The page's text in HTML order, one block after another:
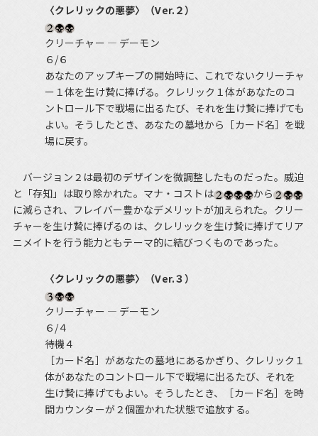
〈クレリックの悪夢〉（Ver.２）
クリーチャー ― デーモン
６/６
あなたのアップキープの開始時に、これでないクリーチャ
ー１体を生け贄に捧げる。クレリック１体があなたのコ
ントロール下で戦場に出るたび、それを生け贄に捧げても
よい。そうしたとき、あなたの墓地から［カード名］を戦
場に戻す。
バージョン２は最初のデザインを微調整したものだった。威迫
と「存知」は取り除かれた。マナ・コストは
から
に減らされ、フレイバー豊かなデメリットが加えられた。クリー
チャーを生け贄に捧げるのは、クレリックを生け贄に捧げてリア
ニメイトを行う能力ともテーマ的に結びつくものであった。
〈クレリックの悪夢〉（Ver.３）
クリーチャー ― デーモン
６/４
待機４
［カード名］があなたの墓地にあるかぎり、クレリック１
体があなたのコントロール下で戦場に出るたび、それを
生け贄に捧げてもよい。そうしたとき、［カード名］を時
間カウンターが２個置かれた状態で追放する。